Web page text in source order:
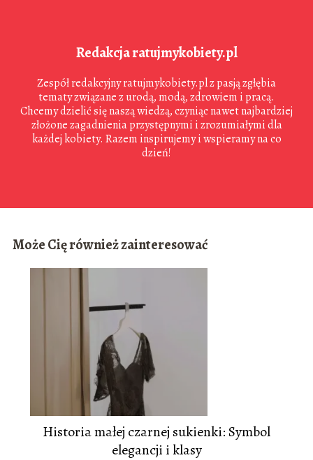
Redakcja ratujmykobiety.pl
Zespół redakcyjny ratujmykobiety.pl z pasją zgłębia
tematy związane z urodą, modą, zdrowiem i pracą.
Chcemy dzielić się naszą wiedzą, czyniąc nawet najbardziej
złożone zagadnienia przystępnymi i zrozumiałymi dla
każdej kobiety. Razem inspirujemy i wspieramy na co
dzień!
Może Cię również zainteresować
Historia małej czarnej sukienki: Symbol
elegancji i klasy